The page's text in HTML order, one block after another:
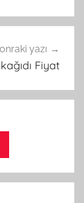
yazı
Fiyat